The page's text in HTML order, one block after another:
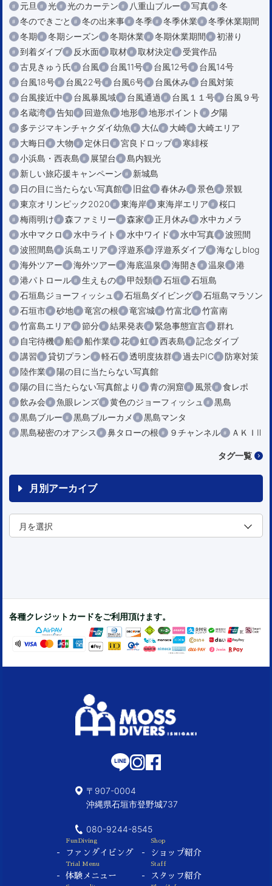
元旦
光 光のカーテン 八重山ブルー 写真
冬
冬のできごと
冬の出来事 冬季 冬季休業
冬季休業期間
冬期
冬期シーズン 冬期休業 冬期休業期間
初潜り
到着ダイブ
反水面 取材 取材決定
受賞作品
古見きゅう氏
台風 台風11号 台風12号
台風14号
台風18号
台風22号 台風6号 台風休み
台風対策
台風接近中
台風暴風域 台風通過 台風１１号
台風９号
名蔵湾
告知 回遊魚 地形 地形ポイント
夕陽
多テジマキンチャクダイ幼魚
大仏 大崎
大崎エリア
大晦日
大物 定休日 宮良ドロップ
寒緋桜
小浜島・西表島
展望台
島内観光
新しい旅応援キャンペーン
新城島
日の目に当たらない写真館
旧盆 春休み 景色
景観
東京オリンピック2020
東海岸 東海岸エリア
桜口
梅雨明け
森ファミリー 森家 正月休み
水中カメラ
水中マクロ
水中ライト 水中ワイド 水中写真
波照間
波照間島
浜島エリア 浮遊系 浮遊系ダイブ
海なしblog
海外ツアー
海外ツアー 海底温泉 海開き 温泉
港
港パトロール
生えもの 甲殻類 石垣
石垣島
石垣島ジョーフィッシュ
石垣島ダイビング
石垣島マラソン
石垣市
砂地 竜宮の根 竜宮城 竹富北
竹富南
竹富島エリア
節分 結果発表 緊急事態宣言
群れ
自宅待機
船 船作業 花 虹 西表島
記念ダイブ
講習
貸切プラン 軽石 透明度抜群 過去PIC
防寒対策
陸作業
陽の目に当たらない写真館
陽の目に当たらない写真館より
青の洞窟 風景
食レポ
飲み会
魚眼レンズ 黄色のジョーフィッシュ
黒島
黒島ブルー
黒島ブルーカメ
黒島マンタ
黒島秘密のオアシス
鼻タローの根 ９チャンネル ＡＫＩⅡ
タグ一覧
月別アーカイブ
各種クレジットカードをご利用頂けます。
〒907-0004
沖縄県石垣市登野城737
080-9244-8545
FunDiving
ファンダイビング
Trial Menu
体験メニュー
Shop
ショップ紹介
Staff
スタッフ紹介